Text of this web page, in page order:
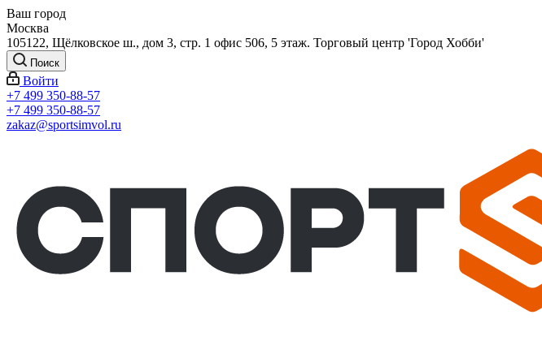
Ваш город
Москва
105122, Щёлковское ш., дом 3, стр. 1 офис 506, 5 этаж. Торговый центр 'Город Хобби'
Поиск
Войти
+7 499 350-88-57
+7 499 350-88-57
zakaz@sportsimvol.ru